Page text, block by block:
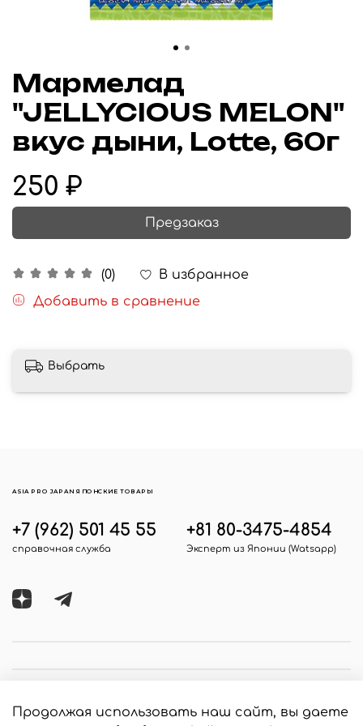
Мармелад
"JELLYCIOUS MELON"
вкус дыни, Lotte, 60г
(0)
В избранное
Добавить в сравнение
250 ₽
Предзаказ
Выбрать
+7 (962) 501 45 55
справочная служба
+81 80-3475-4854
Эксперт из Японии (Watsapp)
ASIA PRO JAPAN ЯПОНСКИЕ ТОВАРЫ
Продолжая использовать наш сайт, вы даете